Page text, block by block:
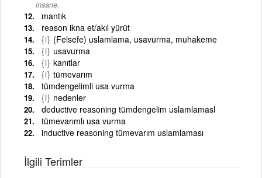
insane.
mantık
reason ikna et/akıl yürüt
{i} (Felsefe) uslamlama, usavurma, muhakeme
{i} usavurma
{i} kanıtlar
{i} tümevarım
tümdengelimli usa vurma
{i} nedenler
deductive reasoning tümdengelim uslamlamasl
tümevarımlı usa vurma
inductive reasoning tümevarım uslamlaması
İlgili Terimler